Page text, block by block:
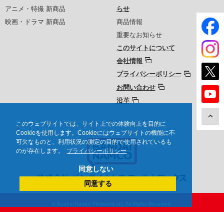
このウェブサイトでは、サイト上での体験向上を目的に
Cookieを使用します。Cookieにはウェブサイトの機能に不
可欠なものと、利用状況の測定の目的で使用されているも
のが存在します。
プライバシーポリシー
同意しない
同意する
アニメ・特撮 新商品
映画・ドラマ 新商品
らせ
商品情報
重要なお知らせ
このサイトについて
会社情報
プライバシーポリシー
お問い合わせ
沿革
© Bandai Namco Filmworks Inc. All Rights Reserved.